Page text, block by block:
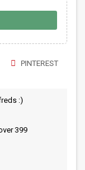
PINTEREST
:)
399